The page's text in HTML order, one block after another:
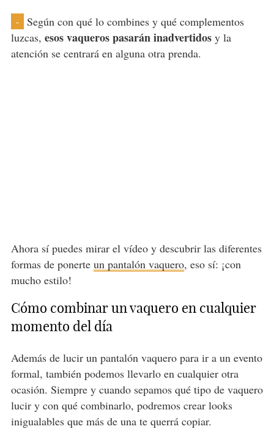
-
Según con qué lo combines y qué complementos
luzcas, esos vaqueros pasarán inadvertidosy la
atención se centrará en alguna otra prenda.
Ahora sí puedes mirar el vídeo y descubrir las diferentes
formas de ponerte un pantalón vaquero, eso sí: ¡con
mucho estilo!
Cómo combinar un vaquero en cualquier
momento del día
Además de lucir un pantalón vaquero para ir a un evento
formal, también podemos llevarlo en cualquier otra
ocasión. Siempre y cuando sepamos qué tipo de vaquero
lucir y con qué combinarlo, podremos crear looks
inigualables que más de una te querrá copiar.